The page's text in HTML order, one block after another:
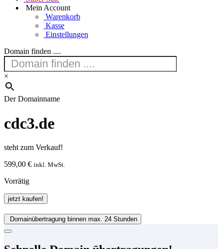
Mein Account
Warenkorb
Kasse
Einstellungen
Domain finden ....
×
Der Domainname
cdc3.de
steht zum Verkauf!
599,00 € inkl. MwSt.
Vorrätig
cdc3.de
Menge
jetzt kaufen!
Domainübertragung binnen max. 24 Stunden